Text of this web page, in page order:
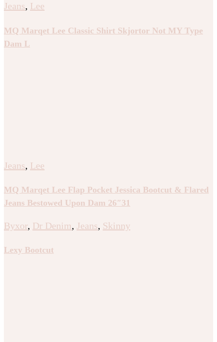
Jeans, Lee
MQ Marqet Lee Classic Shirt Skjortor Not MY Type
Dam L
Jeans, Lee
MQ Marqet Lee Flap Pocket Jessica Bootcut & Flared
Jeans Bestowed Upon Dam 26″31
Byxor, Dr Denim, Jeans, Skinny
Lexy Bootcut